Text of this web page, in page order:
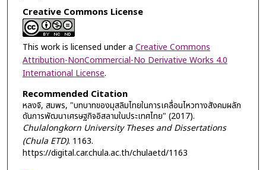
Creative Commons License
This work is licensed under a Creative Commons
Attribution-NonCommercial-No Derivative Works 4.0
International License.
Recommended Citation
หลงจิ, สมพร, "บทบาทของมุสลิมไทยในการเคลื่อนไหวทางสังคมผลัก
ดันการพัฒนาเศรษฐกิจอิสลามในประเทศไทย" (2017).
Chulalongkorn University Theses and Dissertations
(Chula ETD). 1163.
https://digital.car.chula.ac.th/chulaetd/1163